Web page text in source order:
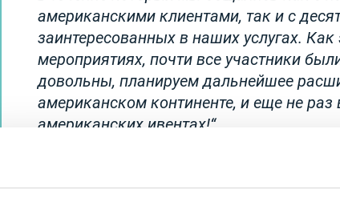
американскими клиентами, так и с
заинтересованных в наших услугах.
мероприятиях, почти все участники
довольны, планируем дальнейшее
американском континенте, и еще не раз
американских ивентах!